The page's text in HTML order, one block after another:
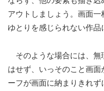
アウトしましょう。画面一
ゆとりを感じられない作品
そのような場合には、無
はせず、いっそのこと画
ーフが画面に納まりきれず